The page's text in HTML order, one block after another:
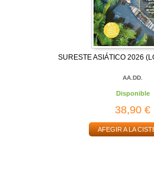
SURESTE ASIÁTICO 2026
AA.DD.
Disponible
38,90 €
AFEGIR A LA